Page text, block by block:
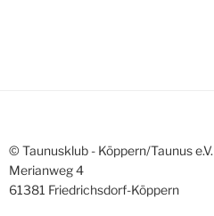
© Taunusklub - Köppern/Taunus e.V.
Merianweg 4
61381 Friedrichsdorf-Köppern